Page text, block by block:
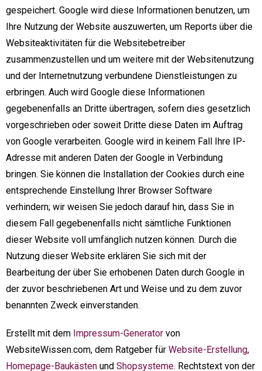
gespeichert. Google wird diese Informationen benutzen, um
Ihre Nutzung der Website auszuwerten, um Reports über die
Websiteaktivitäten für die Websitebetreiber
zusammenzustellen und um weitere mit der Websitenutzung
und der Internetnutzung verbundene Dienstleistungen zu
erbringen. Auch wird Google diese Informationen
gegebenenfalls an Dritte übertragen, sofern dies gesetzlich
vorgeschrieben oder soweit Dritte diese Daten im Auftrag
von Google verarbeiten. Google wird in keinem Fall Ihre IP-
Adresse mit anderen Daten der Google in Verbindung
bringen. Sie können die Installation der Cookies durch eine
entsprechende Einstellung Ihrer Browser Software
verhindern; wir weisen Sie jedoch darauf hin, dass Sie in
diesem Fall gegebenenfalls nicht sämtliche Funktionen
dieser Website voll umfänglich nutzen können. Durch die
Nutzung dieser Website erklären Sie sich mit der
Bearbeitung der über Sie erhobenen Daten durch Google in
der zuvor beschriebenen Art und Weise und zu dem zuvor
benannten Zweck einverstanden.
Erstellt mit dem Impressum-Generator von
WebsiteWissen.com, dem Ratgeber für Website-Erstellung,
Homepage-Baukästen und Shopsysteme. Rechtstext von der